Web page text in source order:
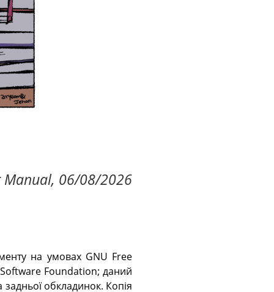
Manual, 06/08/2026
на умовах GNU Free
Software Foundation; даний
обкладинок. Копія